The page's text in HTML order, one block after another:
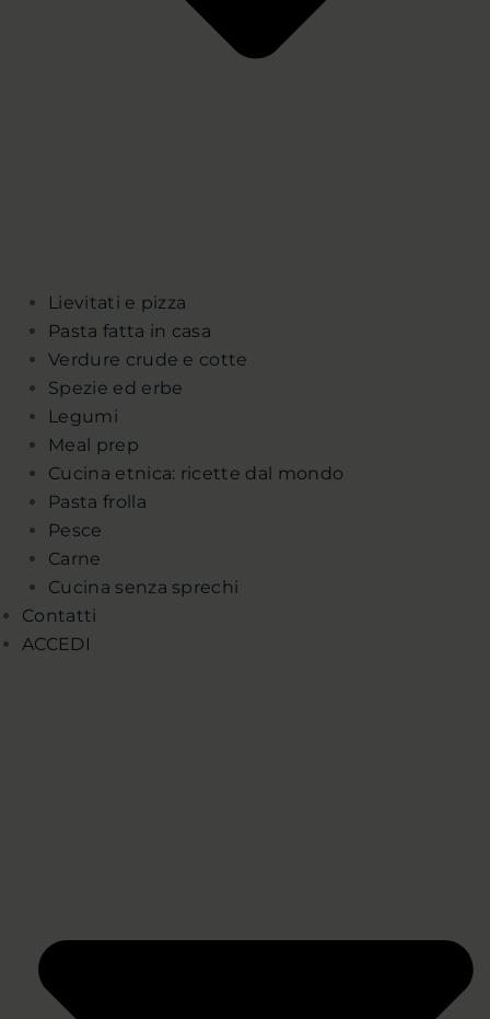
Lievitati e pizza
Pasta fatta in casa
Verdure crude e cotte
Spezie ed erbe
Legumi
Meal prep
Cucina etnica: ricette dal mondo
Pasta frolla
Pesce
Carne
Cucina senza sprechi
Contatti
ACCEDI